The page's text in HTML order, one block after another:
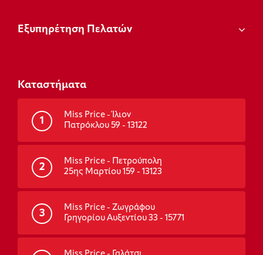
Εξυπηρέτηση Πελατών
Καταστήματα
1
Miss Price - Ίλιον
Πατρόκλου 59 - 13122
2
Miss Price - Πετρούπολη
25ης Μαρτίου 159 - 13123
3
Miss Price - Ζωγράφου
Γρηγορίου Αυξεντίου 33 - 15771